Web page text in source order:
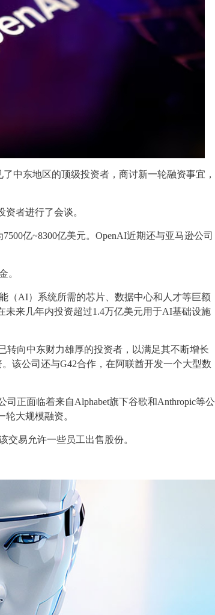
中东地区的顶级投资者，商讨新一轮融资事宜，
者进行了会谈。
亿~8300亿美元。OpenAI近期还与亚马逊公司
。
（AI）系统所需的芯片、数据中心和人才等巨额
来几年内投资超过1.4万亿美元用于AI基础设施
转向中东财力雄厚的投资者，以满足其不断增长
该公司还与G42合作，在阿联酋开发一个大型数
正面临着来自Alphabet旗下谷歌和Anthropic等公
大规模融资。
交易允许一些员工出售股份。